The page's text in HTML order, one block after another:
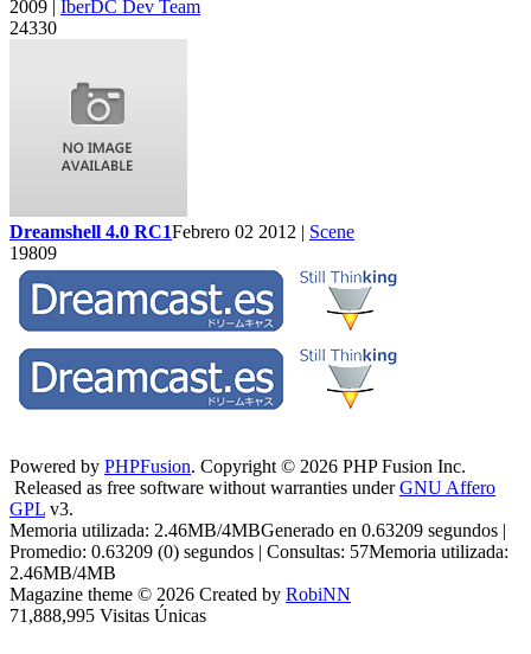
2009 | IberDC Dev Team
24330
Dreamshell 4.0 RC1Febrero 02 2012 | Scene
19809
Powered by PHPFusion. Copyright © 2026 PHP Fusion Inc.
Released as free software without warranties underGNU Affero
GPL v3.
Memoria utilizada: 2.46MB/4MBGenerado en 0.63209 segundos |
Promedio: 0.63209 (0) segundos | Consultas: 57Memoria utilizada:
2.46MB/4MB
Magazine theme © 2026 Created by RobiNN
71,888,995 Visitas Únicas